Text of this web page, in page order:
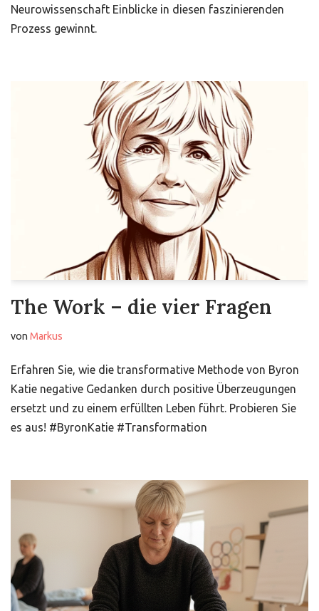
Neurowissenschaft Einblicke in diesen faszinierenden
Prozess gewinnt.
The Work – die vier Fragen
von Markus
Erfahren Sie, wie die transformative Methode von Byron
Katie negative Gedanken durch positive Überzeugungen
ersetzt und zu einem erfüllten Leben führt. Probieren Sie
es aus! #ByronKatie #Transformation